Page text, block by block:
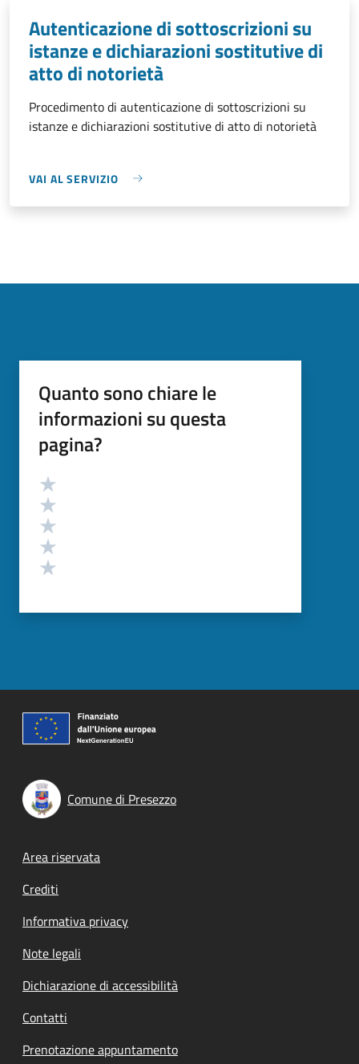
Autenticazione di sottoscrizioni su
istanze e dichiarazioni sostitutive di
atto di notorietà
Procedimento di autenticazione di sottoscrizioni su
istanze e dichiarazioni sostitutive di atto di notorietà
VAI AL SERVIZIO
Quanto sono chiare le
informazioni su questa
pagina?
Valutazione
Comune di Presezzo
Footer menu
Area riservata
Crediti
Informativa privacy
Note legali
Dichiarazione di accessibilità
Contatti
Prenotazione appuntamento